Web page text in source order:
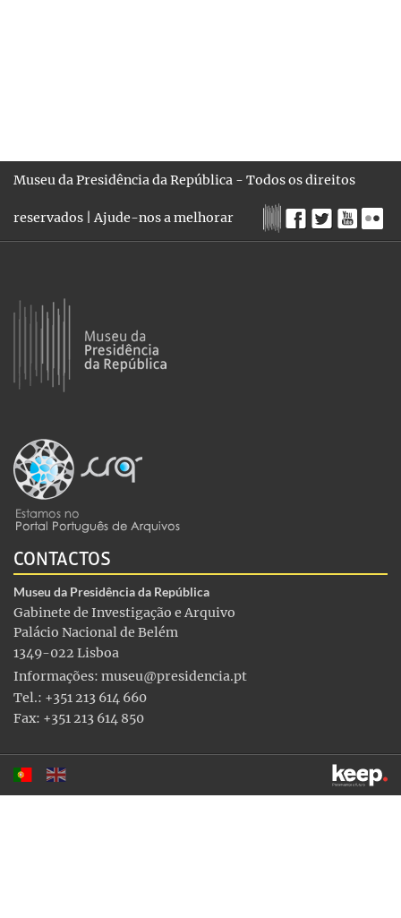
Museu da Presidência da República - Todos os direitos
reservados |Ajude-nos a melhorar
CONTACTOS
Museu da Presidência da República
Gabinete de Investigação e Arquivo
Palácio Nacional de Belém
1349-022 Lisboa
Informações: museu@presidencia.pt
Tel.: +351 213 614 660
Fax: +351 213 614 850